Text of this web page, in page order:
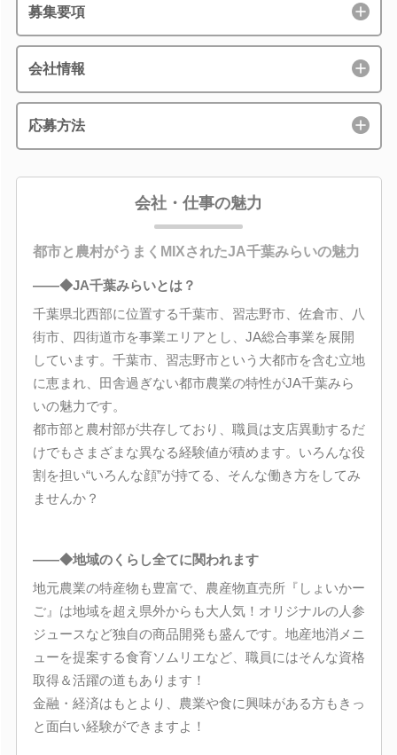
募集要項
会社情報
応募方法
会社・仕事の魅力
都市と農村がうまくMIXされたJA千葉みらいの魅力
――◆JA千葉みらいとは？
千葉県北西部に位置する千葉市、習志野市、佐倉市、八
街市、四街道市を事業エリアとし、JA総合事業を展開
しています。千葉市、習志野市という大都市を含む立地
に恵まれ、田舎過ぎない都市農業の特性がJA千葉みら
いの魅力です。
都市部と農村部が共存しており、職員は支店異動するだ
けでもさまざまな異なる経験値が積めます。いろんな役
割を担い“いろんな顔”が持てる、そんな働き方をしてみ
ませんか？
――◆地域のくらし全てに関われます
地元農業の特産物も豊富で、農産物直売所『しょいかー
ご』は地域を超え県外からも大人気！オリジナルの人参
ジュースなど独自の商品開発も盛んです。地産地消メニ
ューを提案する食育ソムリエなど、職員にはそんな資格
取得＆活躍の道もあります！
金融・経済はもとより、農業や食に興味がある方もきっ
と面白い経験ができますよ！